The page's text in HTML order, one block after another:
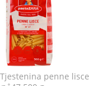
penne lisce